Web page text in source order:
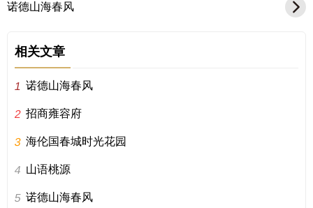
诺德山海春风
相关文章
1 诺德山海春风
2 招商雍容府
3 海伦国春城时光花园
4 山语桃源
5 诺德山海春风